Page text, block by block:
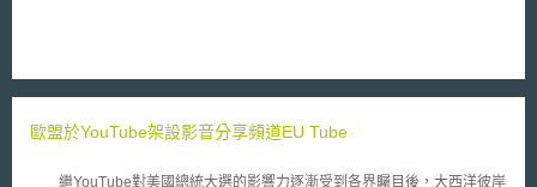
嚴重質疑MON810的安全性，並已取得大量MON810對動、植物負面影響的
主席對於調查報告之陳述失之客觀，由於調查報告中關於MON810商業種植
質疑」。
歐盟於YouTube架設影音分享頻道EU Tube
繼YouTube對美國總統大選的影響力逐漸受到各界矚目後，大西洋彼岸